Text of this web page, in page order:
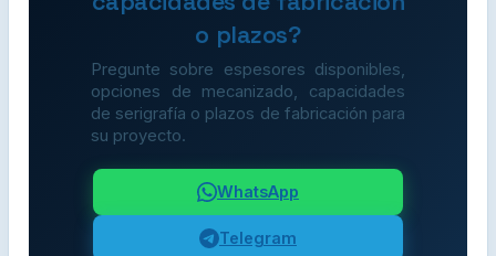
o plazos?
Pregunte sobre espesores disponibles,
opciones de mecanizado, capacidades
de serigrafía o plazos de fabricación para
su proyecto.
WhatsApp
Telegram